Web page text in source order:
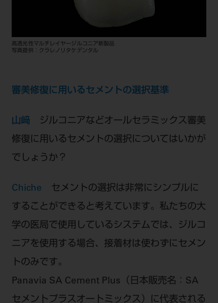
高透光性マルチレイヤージルコニア新製品
写真提供：クラレノリタケデンタル
審美修復に用いるセメントの選択基準
山﨑
ジルコニアなどオールセラミックス審美
修復に用いるセメントの選択についてはいかが
でしょうか？
Chiche
セメントの選択は非常にシンプルに
することができると考えています。私たちの大
学の医局で使用しているシステムでは、ジルコ
ニアを使用する場合、接着材は使わずにセメン
トのみです。
Panavia SA Cement Plus（日本販売名：SA
セメントプラスオートミックス）に代表される